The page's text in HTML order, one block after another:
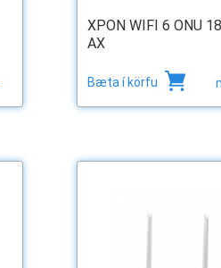
XPON WIFI 6 ONU
AX
Bæta í körfu